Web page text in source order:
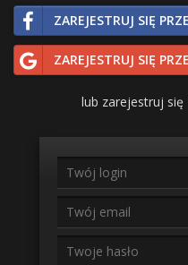
ZAREJESTRUJ SIĘ
ZAREJESTRUJ SIĘ
lub zarejestruj